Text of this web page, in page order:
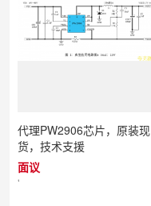
代理PW2906芯片，原装现
货，技术支援
面议
'